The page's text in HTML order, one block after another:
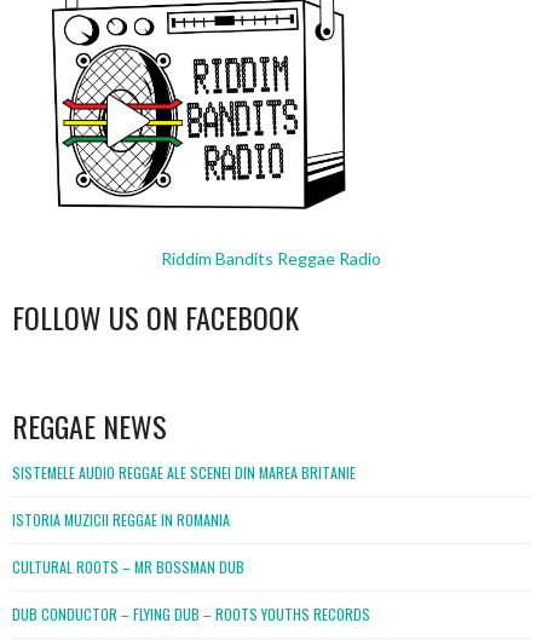
Riddim Bandits Reggae Radio
FOLLOW US ON FACEBOOK
REGGAE NEWS
SISTEMELE AUDIO REGGAE ALE SCENEI DIN MAREA BRITANIE
ISTORIA MUZICII REGGAE IN ROMANIA
CULTURAL ROOTS – MR BOSSMAN DUB
DUB CONDUCTOR – FLYING DUB – ROOTS YOUTHS RECORDS